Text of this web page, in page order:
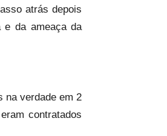
atrás depois
e da ameaça da
na verdade em 2
contratados